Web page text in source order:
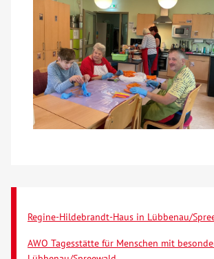
Regine-Hildebrandt-Haus in Lübbenau/
AWO Tagesstätte für Menschen mit